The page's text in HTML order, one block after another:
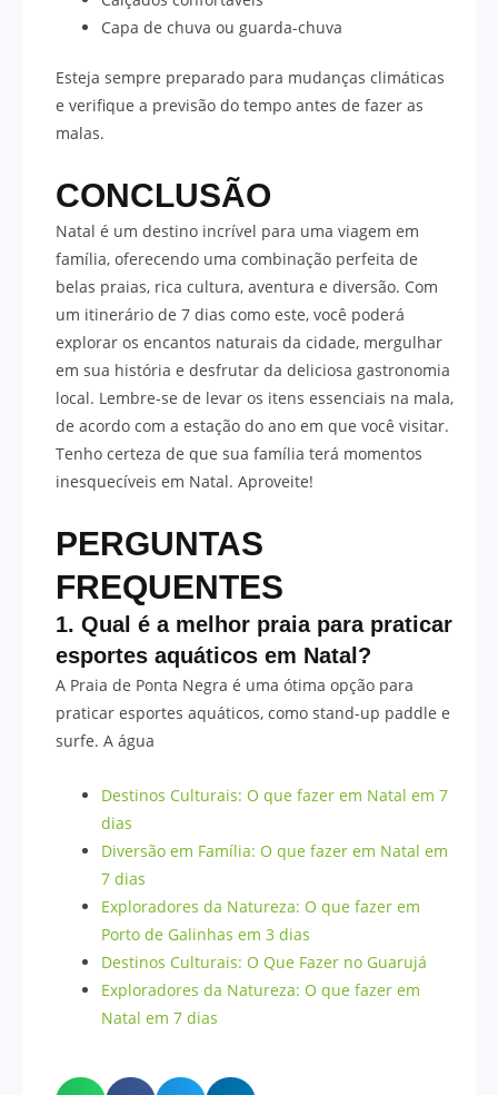
Capa de chuva ou guarda-chuva
Esteja sempre preparado para mudanças climáticas
e verifique a previsão do tempo antes de fazer as
malas.
CONCLUSÃO
Natal é um destino incrível para uma viagem em
família, oferecendo uma combinação perfeita de
belas praias, rica cultura, aventura e diversão. Com
um itinerário de 7 dias como este, você poderá
explorar os encantos naturais da cidade, mergulhar
em sua história e desfrutar da deliciosa gastronomia
local. Lembre-se de levar os itens essenciais na mala,
de acordo com a estação do ano em que você visitar.
Tenho certeza de que sua família terá momentos
inesquecíveis em Natal. Aproveite!
PERGUNTAS
FREQUENTES
1. Qual é a melhor praia para praticar
esportes aquáticos em Natal?
A Praia de Ponta Negra é uma ótima opção para
praticar esportes aquáticos, como stand-up paddle e
surfe. A água
Destinos Culturais: O que fazer em Natal em 7
dias
Diversão em Família: O que fazer em Natal em
7 dias
Exploradores da Natureza: O que fazer em
Porto de Galinhas em 3 dias
Destinos Culturais: O Que Fazer no Guarujá
Exploradores da Natureza: O que fazer em
Natal em 7 dias